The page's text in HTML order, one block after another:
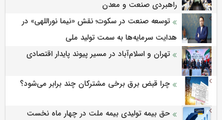
راهبردی صنعت و معدن
توسعه صنعت در سکوت؛ نقش «نیما نوراللهی» در
هدایت سرمایه‌ها به سمت تولید ملی
تهران و اسلام‌آباد در مسیر پیوند پایدار اقتصادی
چرا قبض برق برخی مشترکان چند برابر می‌شود؟
حق بیمه تولیدی بیمه ملت در چهار ماه نخست